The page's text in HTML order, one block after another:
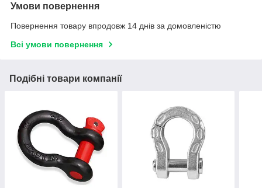
Умови повернення
Повернення товару впродовж 14 днів за домовленістю
Всі умови повернення
Подібні товари компанії